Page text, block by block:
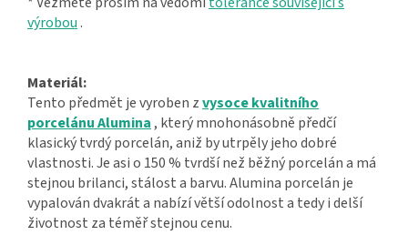
výrobou .
Materiál:
Tento předmět je vyroben zvysoce kvalitního
porcelánu Alumina , který mnohonásobně předčí
klasický tvrdý porcelán, aniž by utrpěly jeho dobré
vlastnosti. Je asi o 150 % tvrdší než běžný porcelán a má
stejnou brilanci, stálost a barvu. Alumina porcelán je
vypalován dvakrát a nabízí větší odolnost a tedy i delší
životnost za téměř stejnou cenu.